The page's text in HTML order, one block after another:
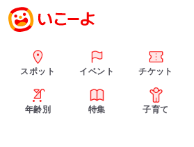
スポット イベント チケット
年齢別 特集 子育て